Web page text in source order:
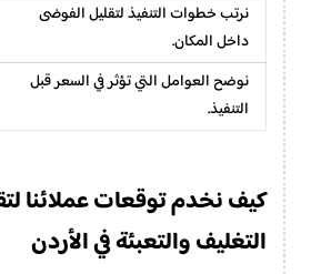
نرتب خطوات التنفيذ لتقليل الفوضى
داخل المكان.
نوضح العوامل التي تؤثر في السعر قبل
التنفيذ.
كيف نخدم توقعات عملائنا
التغليف والتعبئة في الأردن